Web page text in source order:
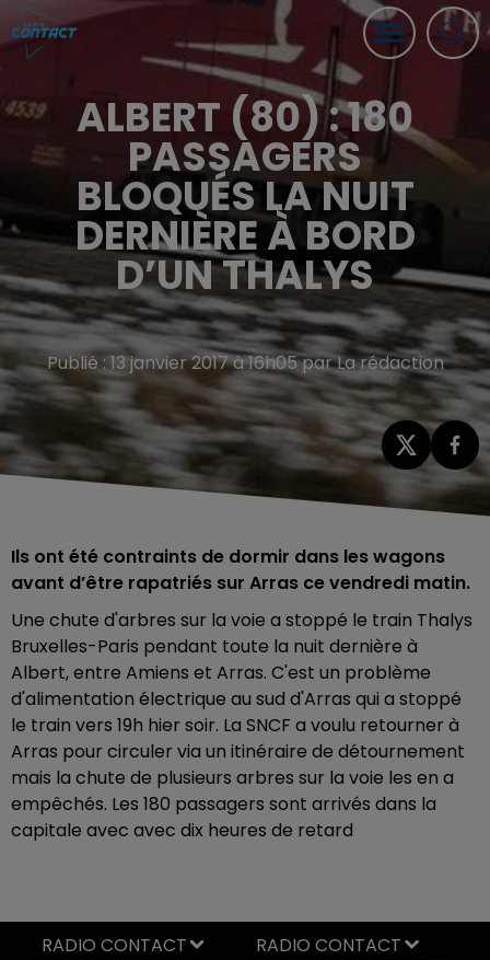
ALBERT (80) : 180
PASSAGERS
BLOQUÉS LA NUIT
DERNIÈRE À BORD
D’UN THALYS
Publié : 13 janvier 2017 à 16h05 par La rédaction
Ils ont été contraints de dormir dans les wagons
avant d’être rapatriés sur Arras ce vendredi matin.
Une chute d'arbres sur la voie a stoppé le train Thalys
Bruxelles-Paris pendant toute la nuit dernière à
Albert, entre Amiens et Arras. C'est un problème
d'alimentation électrique au sud d'Arras qui a stoppé
le train vers 19h hier soir. La SNCF a voulu retourner à
Arras pour circuler via un itinéraire de détournement
mais la chute de plusieurs arbres sur la voie les en a
empêchés. Les 180 passagers sont arrivés dans la
capitale avec avec dix heures de retard
RADIO CONTACT